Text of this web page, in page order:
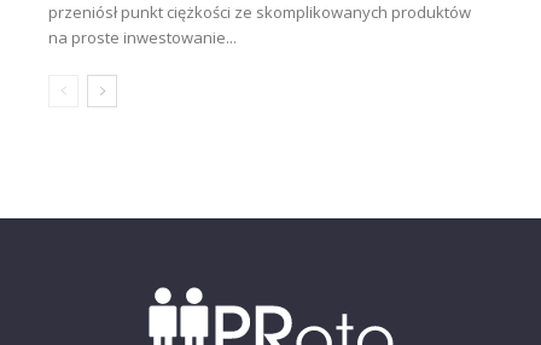
przeniósł punkt ciężkości ze skomplikowanych produktów
na proste inwestowanie...